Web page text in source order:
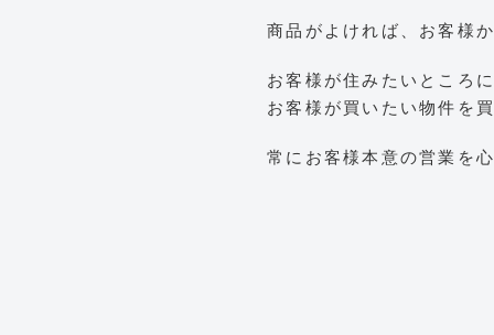
商品がよければ、お客様
お客様が住みたいところ
お客様が買いたい物件を
常にお客様本意の営業を